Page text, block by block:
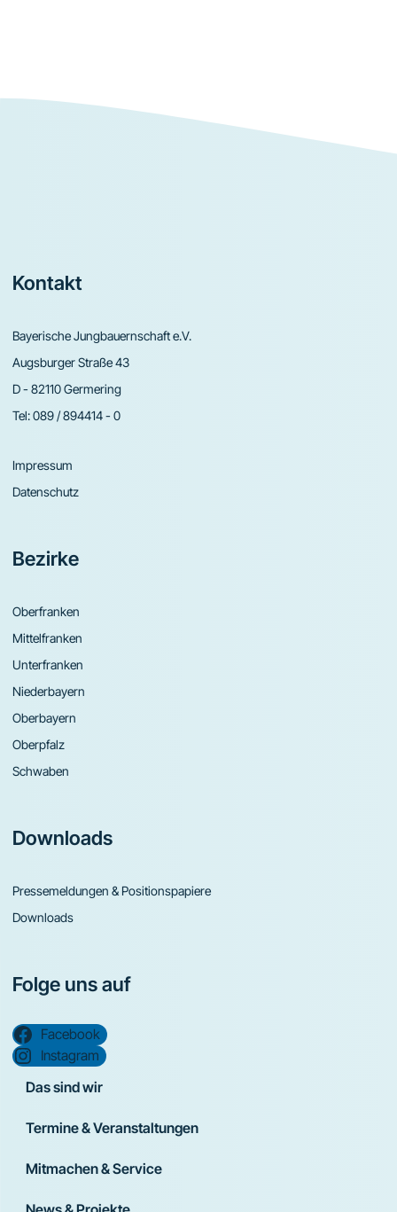
Footer
Kontakt
Bayerische Jungbauernschaft e.V.
Augsburger Straße 43
D - 82110 Germering
Tel:089 / 894414 - 0
Impressum
Datenschutz
Bezirke
Oberfranken
Mittelfranken
Unterfranken
Niederbayern
Oberbayern
Oberpfalz
Schwaben
Downloads
Pressemeldungen & Positionspapiere
Downloads
Folge uns auf
Facebook
Instagram
Das sind wir
Termine & Veranstaltungen
Mitmachen & Service